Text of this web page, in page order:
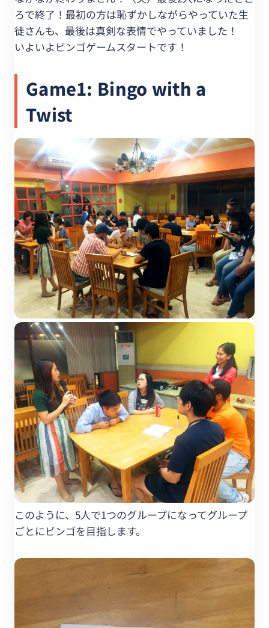
ろで終了！最初の方は恥ずかしながらやっていた生
徒さんも、最後は真剣な表情でやっていました！
いよいよビンゴゲームスタートです！
Game1: Bingo with a
Twist
このように、5人で1つのグループになってグループ
ごとにビンゴを目指します。